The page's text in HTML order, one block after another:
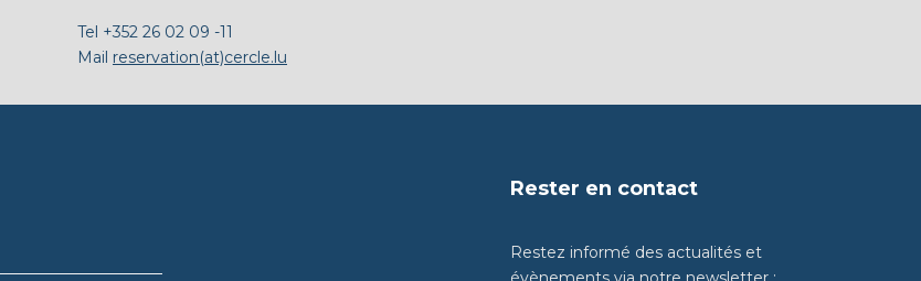
Tel +352 26 02 09 -11
Mail reservation(at)cercle.lu
Rester en contact
Restez informé des actualités et